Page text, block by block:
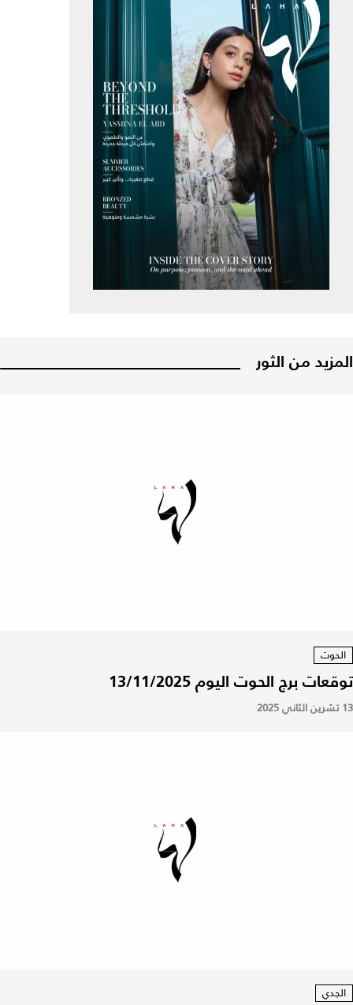
المزيد من الثور
الحوت
توقعات برج الحوت اليوم 13/11/2025
13 تشرين الثاني 2025
الجدي